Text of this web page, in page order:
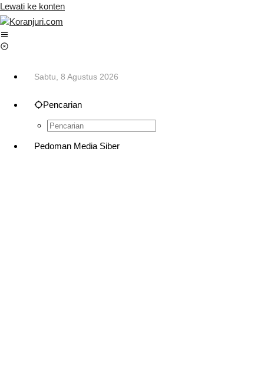
Lewati ke konten
Sabtu, 8 Agustus 2026
Pencarian
Pedoman Media Siber